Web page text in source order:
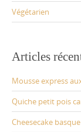
Végétarien
Articles
Mousse express
Quiche petit pois
Cheesecake basque